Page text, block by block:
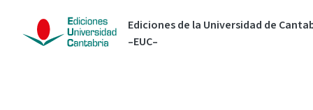
Ediciones de la Universidad de
–EUC–